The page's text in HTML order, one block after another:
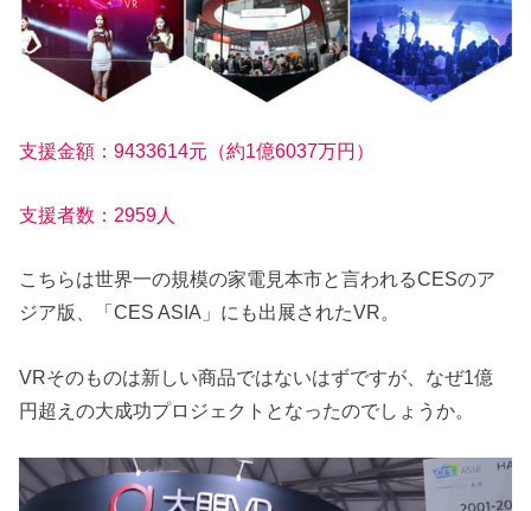
支援金額：9433614元（約1億6037万円）
支援者数：2959人
こちらは世界一の規模の家電見本市と言われるCESのア
ジア版、「CES ASIA」にも出展されたVR。
VRそのものは新しい商品ではないはずですが、なぜ1億
円超えの大成功プロジェクトとなったのでしょうか。